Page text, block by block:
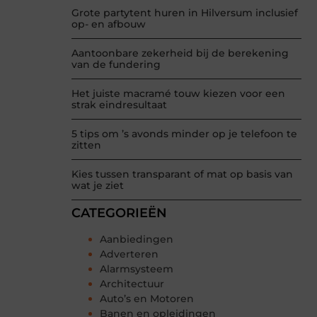
Grote partytent huren in Hilversum inclusief
op- en afbouw
Aantoonbare zekerheid bij de berekening
van de fundering
Het juiste macramé touw kiezen voor een
strak eindresultaat
5 tips om ’s avonds minder op je telefoon te
zitten
Kies tussen transparant of mat op basis van
wat je ziet
CATEGORIEËN
Aanbiedingen
Adverteren
Alarmsysteem
Architectuur
Auto’s en Motoren
Banen en opleidingen